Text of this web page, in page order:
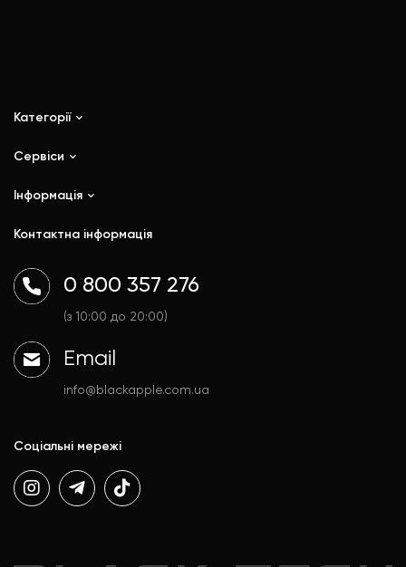
Категорії
iPhone
iPad
Watch
Гаджети
Аксесуари
Сервіси
Ремонт
Trade In
Інформація
Доставка і оплата
Договір публічної оферти
Політика конфіденційності
Контактна інформація
0 800 357 276
(з 10:00 до 20:00)
Email
info@blackapple.com.ua
Соціальні мережі